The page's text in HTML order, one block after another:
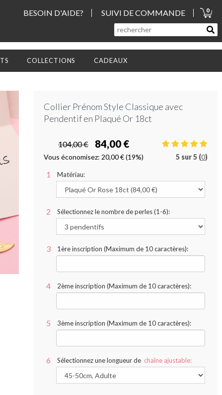
BESOIN D'AIDE? SUIVI DE COMMANDE 0
COLLECTIONS CADEAUX
Collier Prénom Style Classique avec
Pendentif en Plaqué Or 18ct
104,00 € 84,00 €
Vous économisez: 20,00 €(19%) 5 sur5 (0)
Matériau:
Sélectionnez le nombre de perles (1-6):
1ère inscription (Maximum de 10 caractères):
2ème inscription (Maximum de 10 caractères):
3ème inscription (Maximum de 10 caractères):
Sélectionnez une longueur de chaîne ajustable: